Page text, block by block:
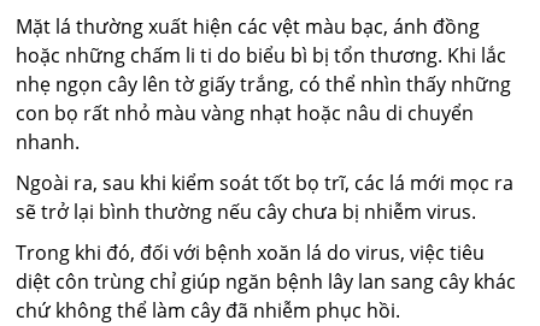
Mặt lá thường xuất hiện các vệt màu bạc, ánh đồng
hoặc những chấm li ti do biểu bì bị tổn thương. Khi lắc
nhẹ ngọn cây lên tờ giấy trắng, có thể nhìn thấy những
con bọ rất nhỏ màu vàng nhạt hoặc nâu di chuyển
nhanh.
Ngoài ra, sau khi kiểm soát tốt bọ trĩ, các lá mới mọc ra
sẽ trở lại bình thường nếu cây chưa bị nhiễm virus.
Trong khi đó, đối với bệnh xoăn lá do virus, việc tiêu
diệt côn trùng chỉ giúp ngăn bệnh lây lan sang cây khác
chứ không thể làm cây đã nhiễm phục hồi.